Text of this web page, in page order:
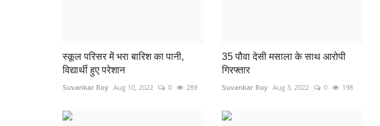
स्कूल परिसर में भरा बारिश का पानी,
विद्यार्थी हुए परेशान
Suvankar Roy Aug 10, 2022 0 289
35 पौवा देसी मसाला के साथ आरोपी
गिरफ्तार
Suvankar Roy Aug 3, 2022 0 198